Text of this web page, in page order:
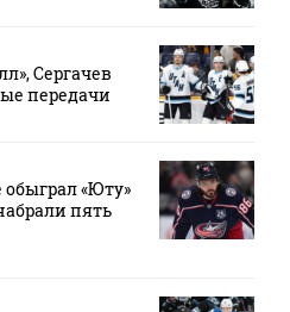
Сергачев
передачи
обыграл «Юту»
пять